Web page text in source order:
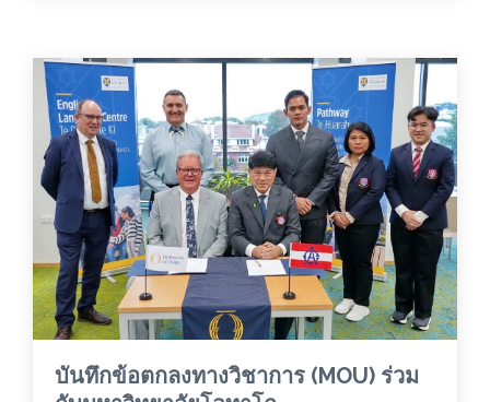
บันทึกข้อตกลงทางวิชาการ (MOU) ร่วม